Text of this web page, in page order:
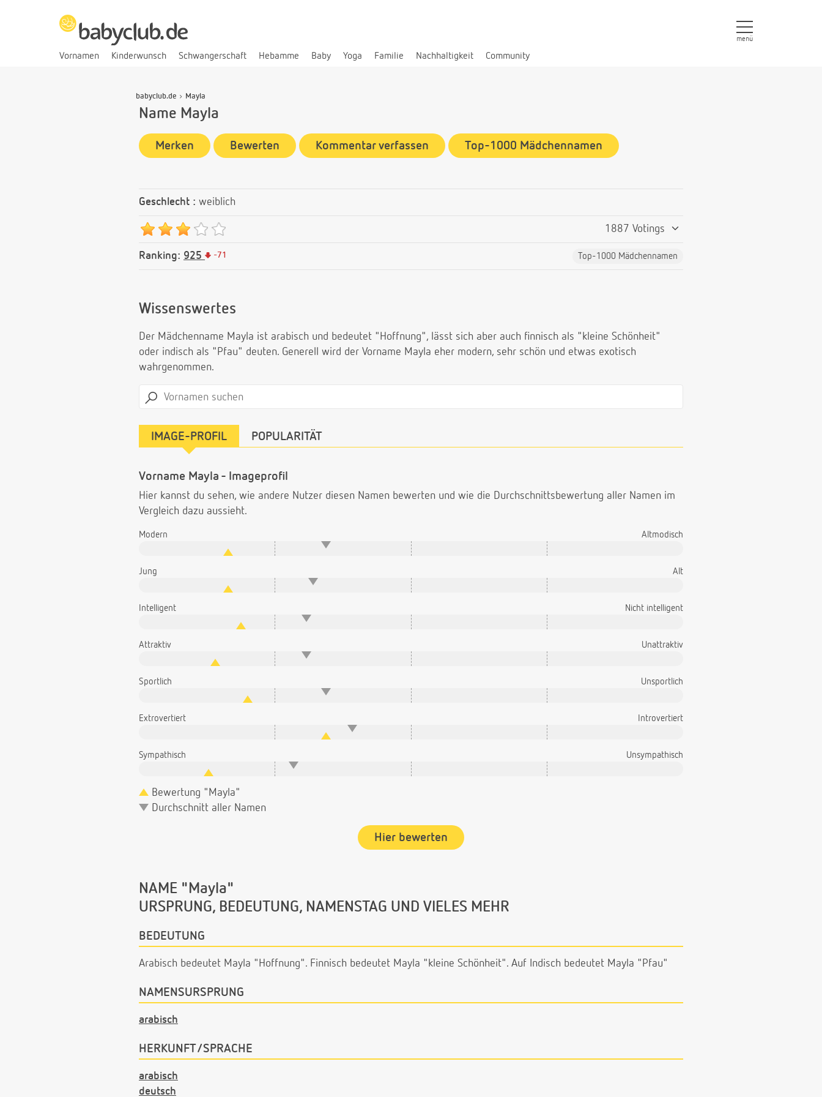
Vornamen Kinderwunsch Schwangerschaft Hebamme Baby Yoga Familie Nachhaltigkeit Community
menü
babyclub.de Mayla
Name Mayla
Merken Bewerten Kommentar verfassen Top-1000 Mädchennamen
Geschlecht : weiblich
1887 Votings
Ranking: 925 -71 Top-1000 Mädchennamen
Wissenswertes
Der Mädchenname Mayla ist arabisch und bedeutet "Hoffnung", lässt sich aber auch finnisch als "kleine Schönheit"
oder indisch als "Pfau" deuten. Generell wird der Vorname Mayla eher modern, sehr schön und etwas exotisch
wahrgenommen.
IMAGE-PROFIL POPULARITÄT
Vorname Mayla - Imageprofil
Hier kannst du sehen, wie andere Nutzer diesen Namen bewerten und wie die Durchschnittsbewertung aller Namen im
Vergleich dazu aussieht.
Modern Altmodisch
Jung Alt
Intelligent Nicht intelligent
Attraktiv Unattraktiv
Sportlich Unsportlich
Extrovertiert Introvertiert
Sympathisch Unsympathisch
Bewertung "Mayla"
Durchschnitt aller Namen
Hier bewerten
NAME "Mayla"
URSPRUNG, BEDEUTUNG, NAMENSTAG UND VIELES MEHR
BEDEUTUNG
Arabisch bedeutet Mayla "Hoffnung". Finnisch bedeutet Mayla "kleine Schönheit". Auf Indisch bedeutet Mayla "Pfau"
NAMENSURSPRUNG
arabisch
HERKUNFT/SPRACHE
arabisch
deutsch